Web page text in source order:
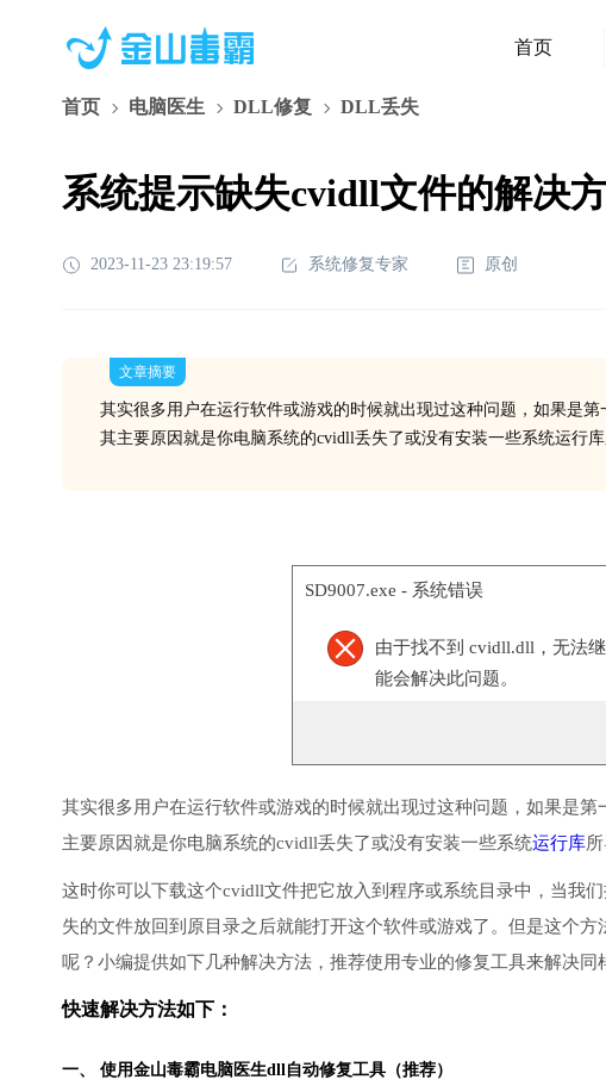
首页
首页 电脑医生 DLL修复 DLL丢失
系统提示缺失cvidll文件的解决
2023-11-23 23:19:57 系统修复专家 原创
文章摘要
其实很多用户在运行软件或游戏的时候就出现过这种问题，如果是
其主要原因就是你电脑系统的cvidll丢失了或没有安装一些系统运行库
SD9007.exe - 系统错误
由于找不到 cvidll.dll，无法
能会解决此问题。
其实很多用户在运行软件或游戏的时候就出现过这种问题，如果是
主要原因就是你电脑系统的cvidll丢失了或没有安装一些系统运行库
这时你可以下载这个cvidll文件把它放入到程序或系统目录中，当我
失的文件放回到原目录之后就能打开这个软件或游戏了。但是这个
呢？小编提供如下几种解决方法，推荐使用专业的修复工具来解决同
快速解决方法如下：
一、 使用金山毒霸电脑医生dll自动修复工具（推荐）